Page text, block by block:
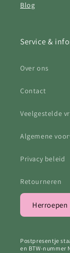
Blog
Service &
Over ons
Contact
Veelgestelde
Algemene
Privacy beleid
Retourneren
Herroepen
Postpresentje
en BTW-nummer